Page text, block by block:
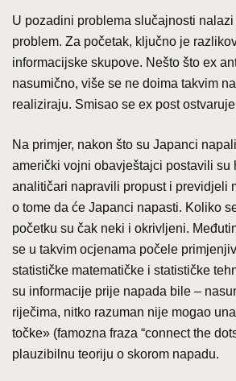
U pozadini problema slučajnosti
problem. Za početak, ključno je
informacijske skupove. Nešto što ex
nasumično, više se ne doima takvim
realiziraju. Smisao se ex post
Na primjer, nakon što su Japanci
američki vojni obavještajci postavili su
analitičari napravili propust i previdjeli
o tome da će Japanci napasti. Koliko
početku su čak neki i okrivljeni.
se u takvim ocjenama počele
statističke matematičke i statističke
su informacije prije napada bile –
riječima, nitko razuman nije mogao
točke» (famozna fraza “connect the
plauzibilnu teoriju o skorom napadu.